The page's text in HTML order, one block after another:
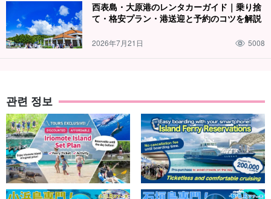
西表島・大原港のレンタカーガイド｜乗り捨
て・格安プラン・港送迎と予約のコツを解説
2026年7月21日 5008
관련 정보